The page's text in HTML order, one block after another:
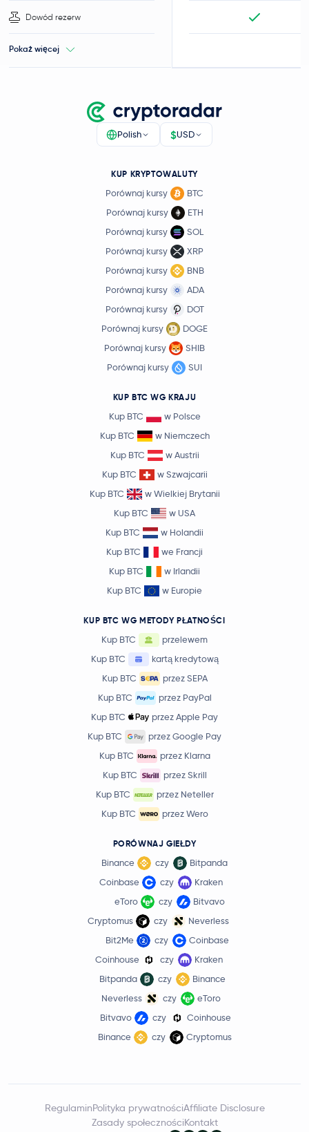
Dowód rezerw
Pokaż więcej
Polish $USD
KUP KRYPTOWALUTY
Porównaj kursy
BTC
Porównaj kursy
ETH
Porównaj kursy
SOL
Porównaj kursy
XRP
Porównaj kursy
BNB
Porównaj kursy
ADA
Porównaj kursy
DOT
Porównaj kursy
DOGE
Porównaj kursy
SHIB
Porównaj kursy
SUI
KUP BTC WG KRAJU
Kup BTC
w Polsce
Kup BTC
w Niemczech
Kup BTC
w Austrii
Kup BTC
w Szwajcarii
Kup BTC
w Wielkiej Brytanii
Kup BTC
w USA
Kup BTC
w Holandii
Kup BTC
we Francji
Kup BTC
w Irlandii
Kup BTC
w Europie
KUP BTC WG METODY PŁATNOŚCI
Kup BTC
przelewem
Kup BTC
kartą kredytową
Kup BTC
przez SEPA
Kup BTC
przez PayPal
Kup BTC
przez Apple Pay
Kup BTC
przez Google Pay
Kup BTC
przez Klarna
Kup BTC
przez Skrill
Kup BTC
przez Neteller
Kup BTC
przez Wero
PORÓWNAJ GIEŁDY
Binance czy
Bitpanda
Coinbase
czy
Kraken
eToro
czy
Bitvavo
Cryptomus
czy
Neverless
Bit2Me
czy
Coinbase
Coinhouse
czy
Kraken
Bitpanda
czy
Binance
Neverless
czy
eToro
Bitvavo
czy
Coinhouse
Binance
czy Cryptomus
RegulaminPolityka prywatnościAffiliate Disclosure
Zasady społecznościKontakt